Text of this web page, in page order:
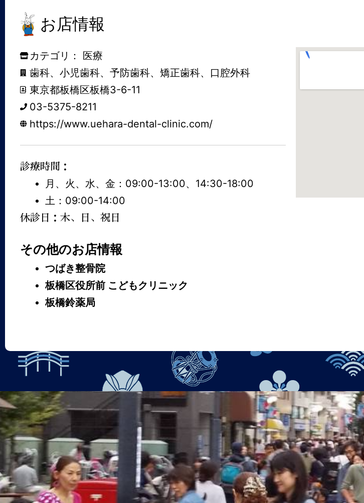
お店情報
カテゴリ：
医療
歯科、小児歯科、予防歯科、矯正歯科、口腔外科
東京都板橋区板橋3-6-11
03-5375-8211
https://www.uehara-dental-clinic.com/
診療時間：
月、火、水、金：09:00-13:00、14:30-18:00
土：09:00-14:00
休診日：木、日、祝日
その他のお店情報
つばき整骨院
板橋区役所前 こどもクリニック
板橋鈴薬局